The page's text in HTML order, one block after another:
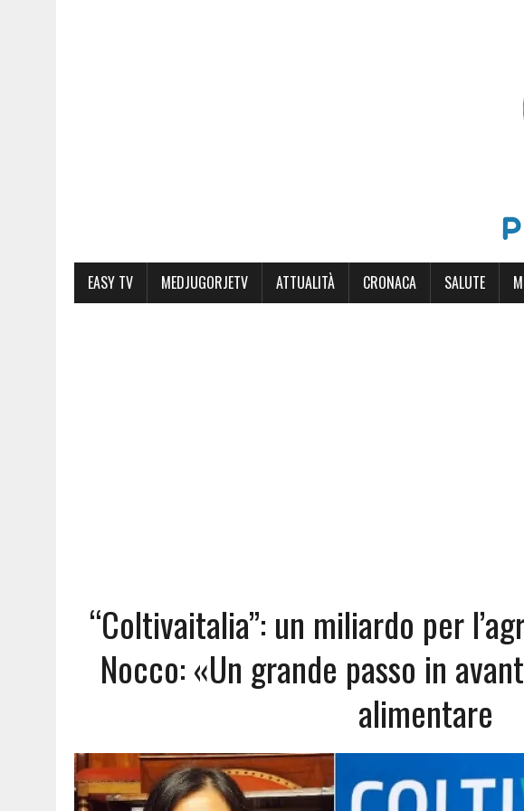
EASY TV MEDJUGORJETV ATTUALITÀ CRONACA SALUTE
“Coltivaitalia”: un miliardo per
Nocco: «Un grande passo in
alimentare